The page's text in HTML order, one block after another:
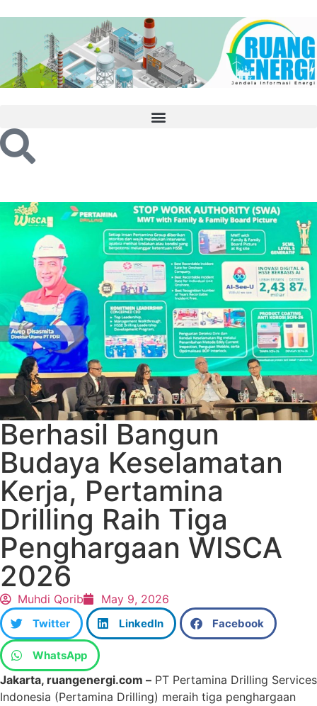
Berhasil Bangun
Budaya Keselamatan
Kerja, Pertamina
Drilling Raih Tiga
Penghargaan WISCA
2026
Muhdi Qorib May 9, 2026
Twitter LinkedIn Facebook
WhatsApp
Jakarta, ruangenergi.com – PT Pertamina Drilling Services
Indonesia (Pertamina Drilling) meraih tiga penghargaan